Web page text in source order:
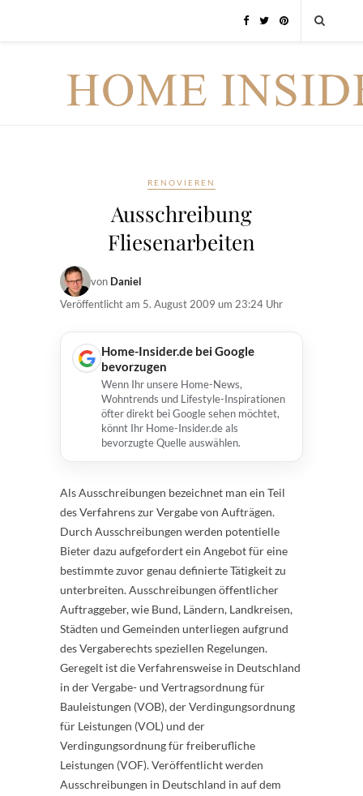
RENOVIEREN
Ausschreibung
Fliesenarbeiten
von Daniel
Veröffentlicht am 5. August 2009 um 23:24 Uhr
Home-Insider.de bei Google
bevorzugen
Wenn Ihr unsere Home-News,
Wohntrends und Lifestyle-Inspirationen
öfter direkt bei Google sehen möchtet,
könnt Ihr Home-Insider.de als
bevorzugte Quelle auswählen.
Als Ausschreibungen bezeichnet man ein Teil
des Verfahrens zur Vergabe von Aufträgen.
Durch Ausschreibungen werden potentielle
Bieter dazu aufgefordert ein Angebot für eine
bestimmte zuvor genau definierte Tätigkeit zu
unterbreiten. Ausschreibungen öffentlicher
Auftraggeber, wie Bund, Ländern, Landkreisen,
Städten und Gemeinden unterliegen aufgrund
des Vergaberechts speziellen Regelungen.
Geregelt ist die Verfahrensweise in Deutschland
in der Vergabe- und Vertragsordnung für
Bauleistungen (VOB), der Verdingungsordnung
für Leistungen (VOL) und der
Verdingungsordnung für freiberufliche
Leistungen (VOF). Veröffentlicht werden
Ausschreibungen in Deutschland in auf dem